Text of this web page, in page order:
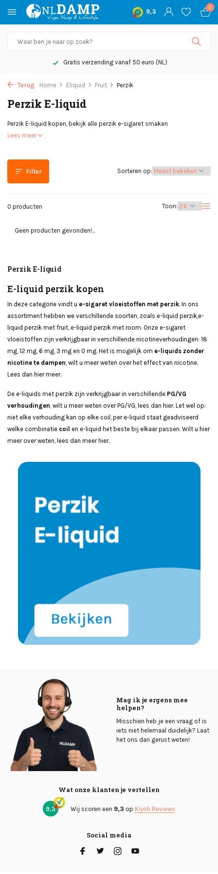
9,3
0
Gratis verzending vanaf 50 euro (NL)
Terug Home Eliquid Fruit Perzik
Perzik E-liquid
Perzik E-liquid kopen, bekijk alle perzik e-sigaret smaken
Lees meer
Filter
0 producten Toon:
Sorteren op:
Geen producten gevonden!...
Perzik E-liquid
E-liquid perzik kopen
In deze categorie vindt u e-sigaret vloeistoffen met perzik. In ons
assortiment hebben we verschillende soorten, zoals e-liquid perzik,e-
liquid perzik met fruit, e-liquid perzik met room. Onze e-sigaret
vloeistoffen zijn verkrijgbaar in verschillende nicotineverhoudingen: 18
mg, 12 mg, 6 mg, 3 mg en 0 mg. Het is mogelijk om e-liquids zonder
nicotine te dampen, wilt u meer weten over het effect van nicotine.
Lees dan hier meer.
De e-liquids met perzik zijn verkrijgbaar in verschillende PG/VG
verhoudingen, wilt u meer weten over PG/VG, lees dan hier. Let wel op:
niet elke verhouding kan op elke coil, per e-liquid staat geadviseerd
welke combinatie coil en e-liquid het beste bij elkaar passen. Wilt u hier
meer over weten, lees dan meer hier.
Mag ik je ergens mee
helpen?
Misschien heb je een vraag of is
iets niet helemaal duidelijk? Laat
het ons dan gerust weten!
Wat onze klanten je vertellen
9,3 Wij scoren een 9,3 op Kiyoh Reviews
Social media